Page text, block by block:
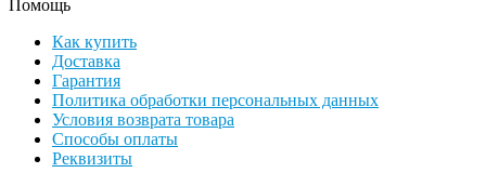
Помощь
Как купить
Доставка
Гарантия
Политика обработки персональных данных
Условия возврата товара
Способы оплаты
Реквизиты